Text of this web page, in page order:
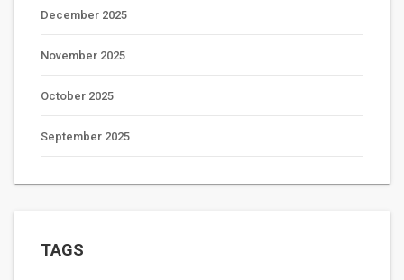
December 2025
November 2025
October 2025
September 2025
TAGS